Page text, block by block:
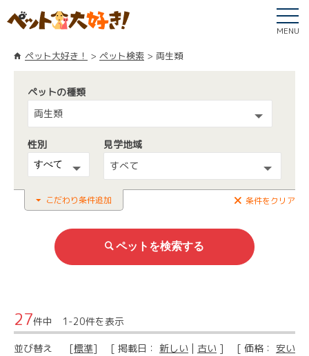
MENU
ペット大好き！ ペット検索 両生類
ペットの種類
両生類
性別
見学地域
すべて
こだわり条件追加 条件をクリア
27件中 1-20件を表示
並び替え [標準] [ 掲載日： 新しい | 古い ] [ 価格： 安い